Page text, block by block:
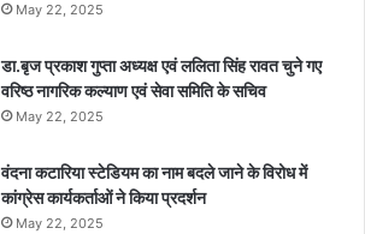
May 22, 2025
डा.बृज प्रकाश गुप्ता अध्यक्ष एवं ललिता सिंह रावत चुने गए
वरिष्ठ नागरिक कल्याण एवं सेवा समिति के सचिव
May 22, 2025
वंदना कटारिया स्टेडियम का नाम बदले जाने के विरोध में
कांग्रेस कार्यकर्ताओं ने किया प्रदर्शन
May 22, 2025